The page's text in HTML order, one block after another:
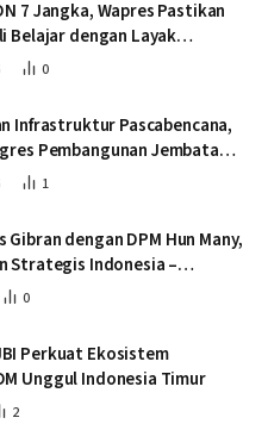
7 Jangka, Wapres Pastikan
Belajar dengan Layak
0
Infrastruktur Pascabencana,
Pembangunan Jembatan
1
dengan DPM Hun Many,
Strategis Indonesia –
0
Perkuat Ekosistem
Unggul Indonesia Timur
2